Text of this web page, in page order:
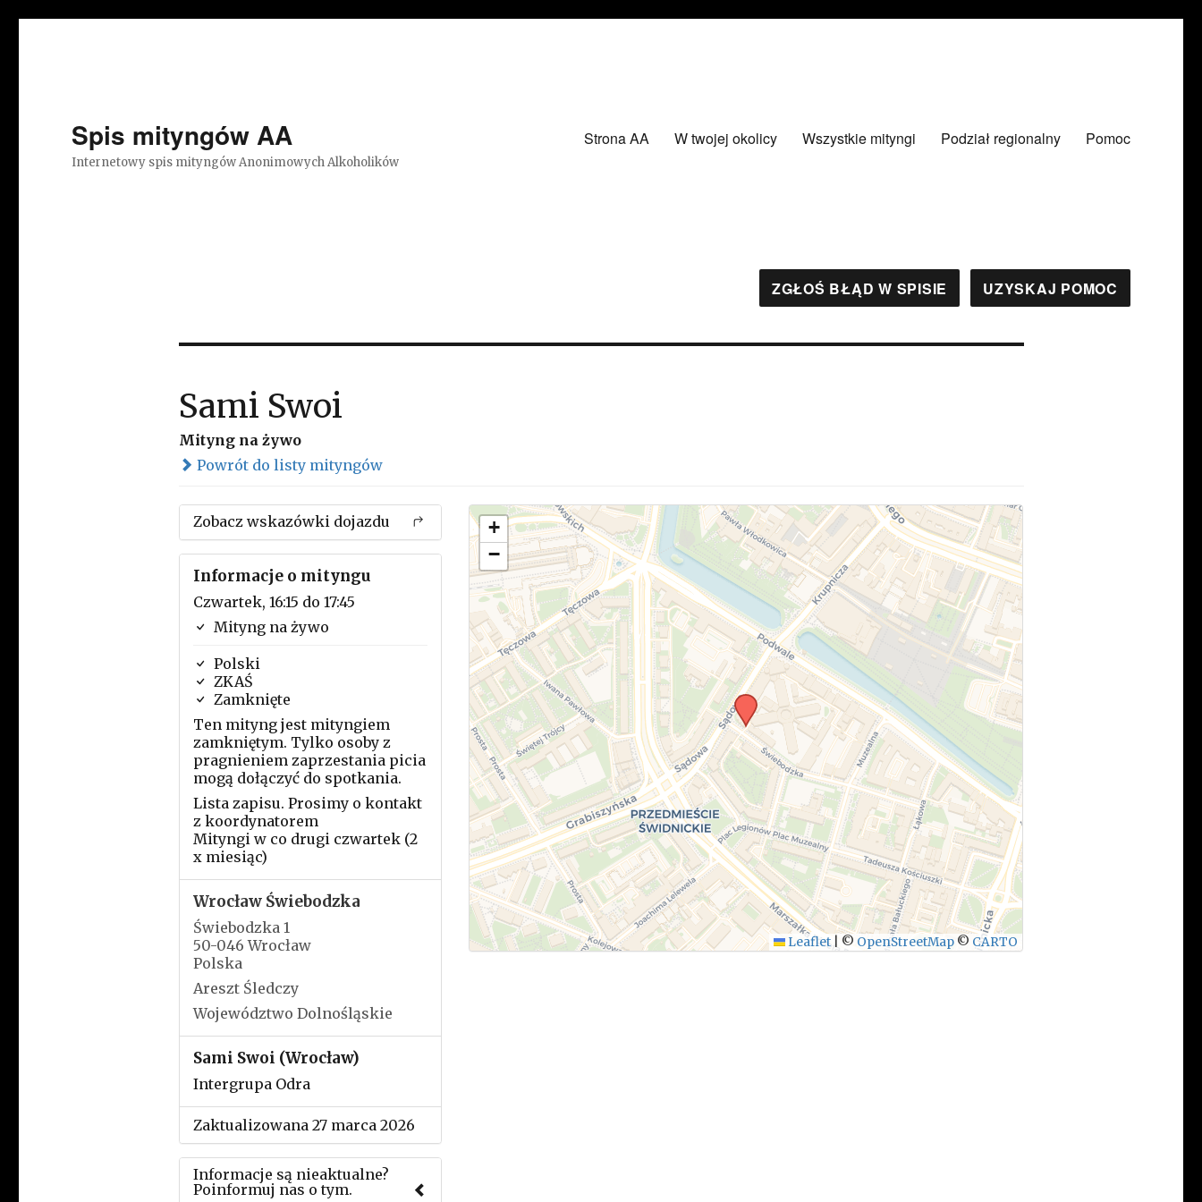
Spis mityngów AA
Internetowy spis mityngów Anonimowych Alkoholików
Strona AA W twojej okolicy Wszystkie mityngi Podział regionalny Pomoc
ZGŁOŚ BŁĄD W SPISIE UZYSKAJ POMOC
Sami Swoi
Mityng na żywo
Powrót do listy mityngów
Zobacz wskazówki dojazdu
Informacje o mityngu
Czwartek, 16:15 do 17:45
Mityng na żywo
Polski
ZKAŚ
Zamknięte
Ten mityng jest mityngiem
zamkniętym. Tylko osoby z
pragnieniem zaprzestania picia
mogą dołączyć do spotkania.
Lista zapisu. Prosimy o kontakt
z koordynatorem
Mityngi w co drugi czwartek (2
x miesiąc)
Wrocław Świebodzka
Świebodzka 1
50-046 Wrocław
Polska
Areszt Śledczy
Województwo Dolnośląskie
Sami Swoi (Wrocław)
Intergrupa Odra
Zaktualizowana 27 marca 2026
Informacje są nieaktualne?
Poinformuj nas o tym.
+
−
Leaflet| © OpenStreetMap © CARTO